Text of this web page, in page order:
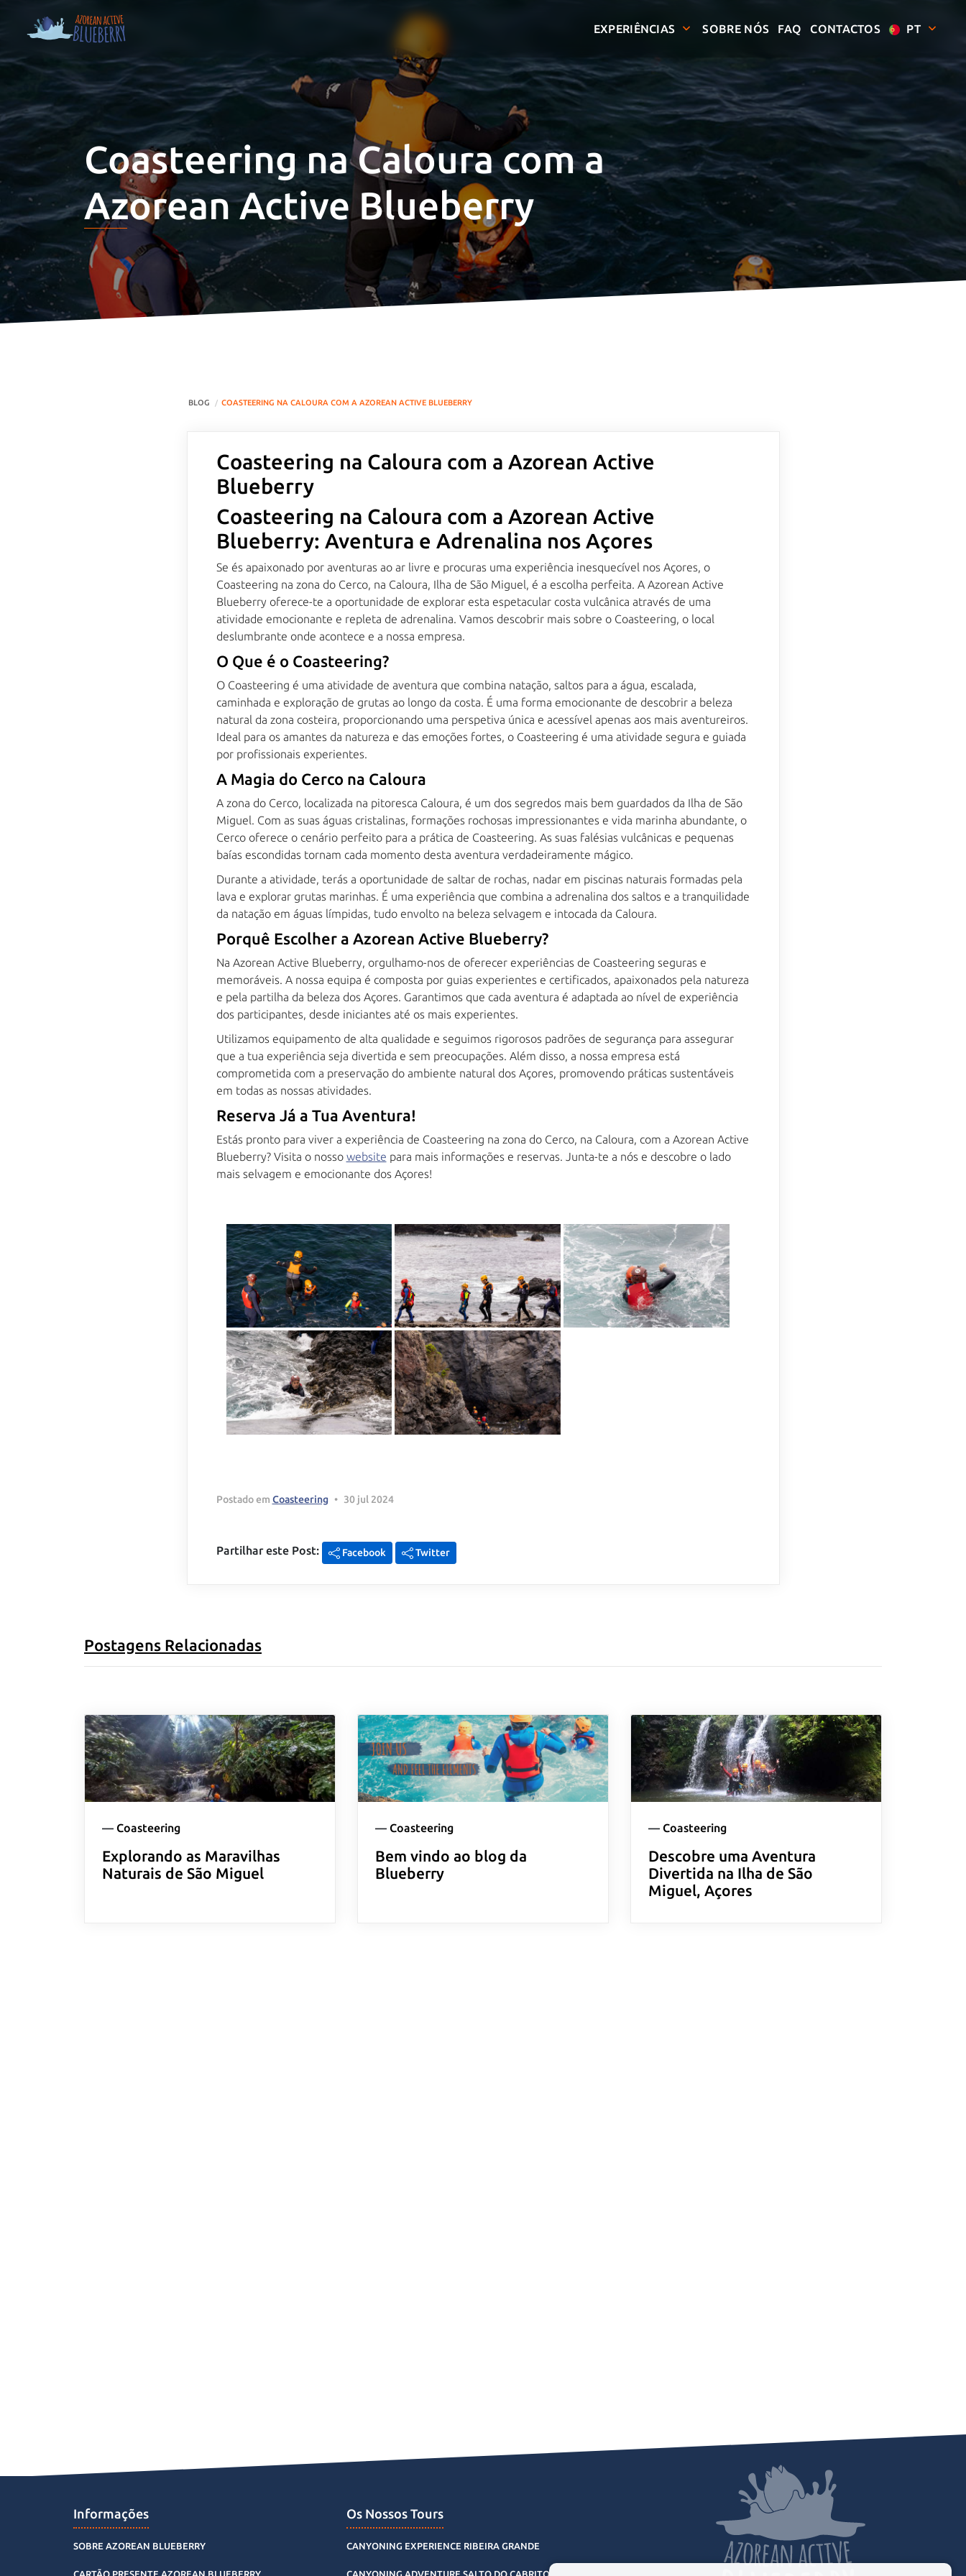
EXPERIÊNCIAS SOBRE NÓS FAQ CONTACTOS PT
Coasteering na Caloura com a
Azorean Active Blueberry
BLOG COASTEERING NA CALOURA COM A AZOREAN ACTIVE BLUEBERRY
Coasteering na Caloura com a Azorean Active
Blueberry
Coasteering na Caloura com a Azorean Active
Blueberry: Aventura e Adrenalina nos Açores
Se és apaixonado por aventuras ao ar livre e procuras uma experiência inesquecível nos Açores, o
Coasteering na zona do Cerco, na Caloura, Ilha de São Miguel, é a escolha perfeita. A Azorean Active
Blueberry oferece-te a oportunidade de explorar esta espetacular costa vulcânica através de uma
atividade emocionante e repleta de adrenalina. Vamos descobrir mais sobre o Coasteering, o local
deslumbrante onde acontece e a nossa empresa.
O Que é o Coasteering?
O Coasteering é uma atividade de aventura que combina natação, saltos para a água, escalada,
caminhada e exploração de grutas ao longo da costa. É uma forma emocionante de descobrir a beleza
natural da zona costeira, proporcionando uma perspetiva única e acessível apenas aos mais aventureiros.
Ideal para os amantes da natureza e das emoções fortes, o Coasteering é uma atividade segura e guiada
por profissionais experientes.
A Magia do Cerco na Caloura
A zona do Cerco, localizada na pitoresca Caloura, é um dos segredos mais bem guardados da Ilha de São
Miguel. Com as suas águas cristalinas, formações rochosas impressionantes e vida marinha abundante, o
Cerco oferece o cenário perfeito para a prática de Coasteering. As suas falésias vulcânicas e pequenas
baías escondidas tornam cada momento desta aventura verdadeiramente mágico.
Durante a atividade, terás a oportunidade de saltar de rochas, nadar em piscinas naturais formadas pela
lava e explorar grutas marinhas. É uma experiência que combina a adrenalina dos saltos e a tranquilidade
da natação em águas límpidas, tudo envolto na beleza selvagem e intocada da Caloura.
Porquê Escolher a Azorean Active Blueberry?
Na Azorean Active Blueberry, orgulhamo-nos de oferecer experiências de Coasteering seguras e
memoráveis. A nossa equipa é composta por guias experientes e certificados, apaixonados pela natureza
e pela partilha da beleza dos Açores. Garantimos que cada aventura é adaptada ao nível de experiência
dos participantes, desde iniciantes até os mais experientes.
Utilizamos equipamento de alta qualidade e seguimos rigorosos padrões de segurança para assegurar
que a tua experiência seja divertida e sem preocupações. Além disso, a nossa empresa está
comprometida com a preservação do ambiente natural dos Açores, promovendo práticas sustentáveis
em todas as nossas atividades.
Reserva Já a Tua Aventura!
Estás pronto para viver a experiência de Coasteering na zona do Cerco, na Caloura, com a Azorean Active
Blueberry? Visita o nosso website para mais informações e reservas. Junta-te a nós e descobre o lado
mais selvagem e emocionante dos Açores!
Postado em Coasteering • 30 jul 2024
Partilhar este Post: Facebook Twitter
Postagens Relacionadas
— Coasteering
Explorando as Maravilhas
Naturais de São Miguel
— Coasteering
Bem vindo ao blog da
Blueberry
— Coasteering
Descobre uma Aventura
Divertida na Ilha de São
Miguel, Açores
Informações
SOBRE AZOREAN BLUEBERRY
CARTÃO PRESENTE AZOREAN BLUEBERRY
Os Nossos Tours
CANYONING EXPERIENCE RIBEIRA GRANDE
CANYONING ADVENTURE SALTO DO CABRITO
Apagar histórico de conversação?
Cancelar Sim, apagar